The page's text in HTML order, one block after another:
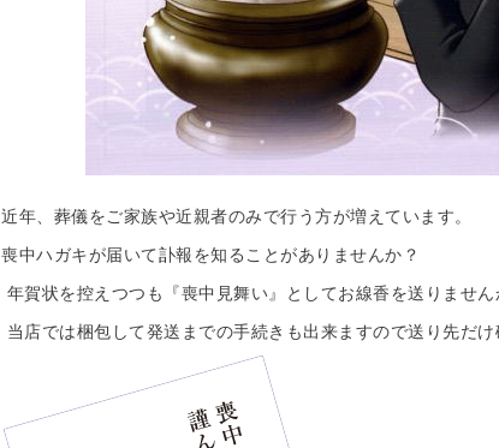
近年、葬儀をご家族や近親者のみで行う方が増えています。
喪中ハガキが届いて訃報を知ることがありませんか？
年賀状を控えつつも『喪中見舞い』としてお線香を送りません
当店では梱包して発送までの手続きも出来ますので送り先だ